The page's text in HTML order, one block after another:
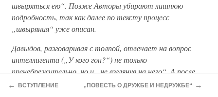
швыряться ею“. Позже Авторы убирают лишнюю
подробность, так как далее по тексту процесс
„швыряния“ уже описан.
Давыдов, разговаривая с толпой, отвечает на вопрос
интеллигента („У кого гон?“) не только
пренебрежительно, но и „не взглянув на него“. А после
предложения Гейгера Давыдову „следовать за мной“
← ВСТУПЛЕНИЕ „ПОВЕСТЬ О ДРУЖБЕ И НЕДРУЖБЕ“ →